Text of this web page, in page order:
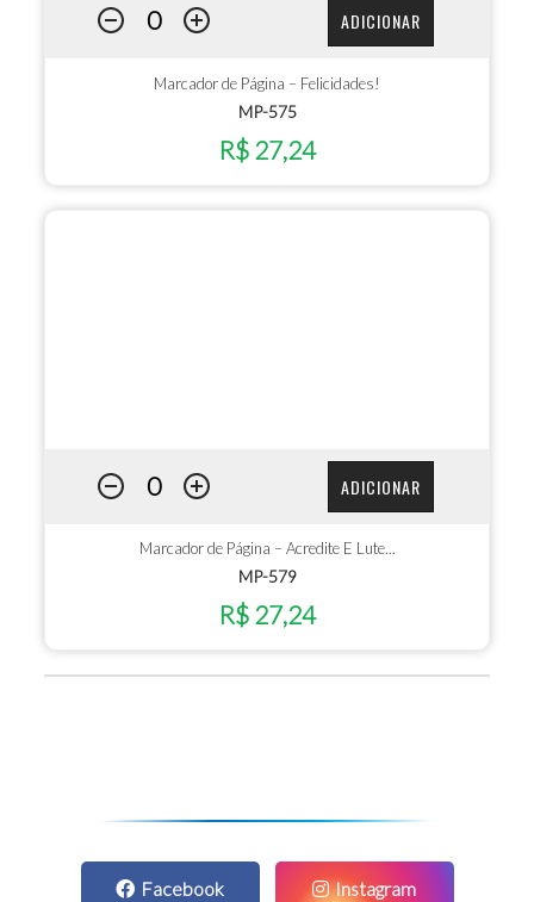
ADICIONAR
Marcador de Página – Felicidades!
MP-575
R$ 27,24
ADICIONAR
Marcador de Página – Acredite E Lute...
MP-579
R$ 27,24
Facebook Instagram